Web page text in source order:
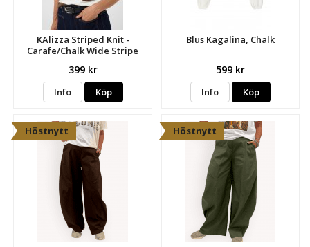
KAlizza Striped Knit -
Carafe/Chalk Wide Stripe
399 kr
Info Köp
Blus Kagalina, Chalk
599 kr
Info Köp
Höstnytt Höstnytt